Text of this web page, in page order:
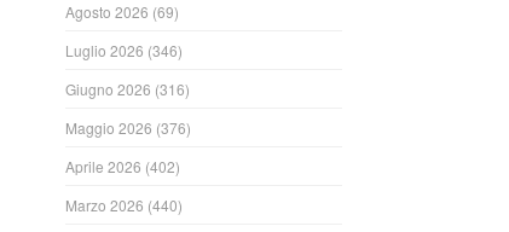
Agosto 2026 (69)
Luglio 2026 (346)
Giugno 2026 (316)
Maggio 2026 (376)
Aprile 2026 (402)
Marzo 2026 (440)